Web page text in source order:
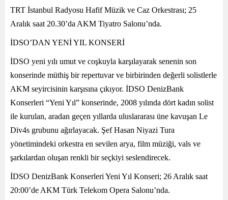
TRT İstanbul Radyosu Hafif Müzik ve Caz Orkestrası; 25
Aralık saat 20.30’da AKM Tiyatro Salonu’nda.
İDSO’DAN YENİ YIL KONSERİ
İDSO yeni yılı umut ve coşkuyla karşılayarak senenin son
konserinde müthiş bir repertuvar ve birbirinden değerli solistlerle
AKM seyircisinin karşısına çıkıyor. İDSO DenizBank
Konserleri “Yeni Yıl” konserinde, 2008 yılında dört kadın solist
ile kurulan, aradan geçen yıllarda uluslararası üne kavuşan Le
Div4s grubunu ağırlayacak. Şef Hasan Niyazi Tura
yönetimindeki orkestra en sevilen arya, film müziği, vals ve
şarkılardan oluşan renkli bir seçkiyi seslendirecek.
İDSO DenizBank Konserleri Yeni Yıl Konseri; 26 Aralık saat
20:00’de AKM Türk Telekom Opera Salonu’nda.